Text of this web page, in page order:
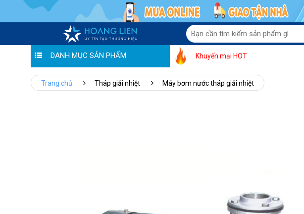
DANH MỤC SẢN PHẨM Khuyến mại HOT
Trang chủ Tháp giải nhiệt Máy bơm nước tháp giải nhiệt